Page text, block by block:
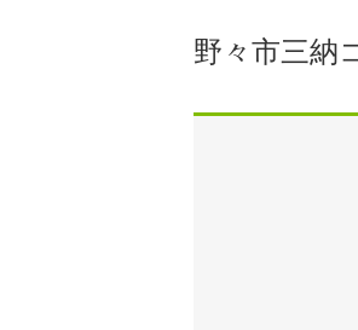
野々市三納